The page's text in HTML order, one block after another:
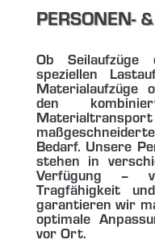
PERSONEN-
Ob Seilaufzüge
speziellen
Materialaufzüge
den
Bedarf. Unsere
stehen in
Verfügung –
Tragfähigkeit
garantieren wir
optimale
vor Ort.